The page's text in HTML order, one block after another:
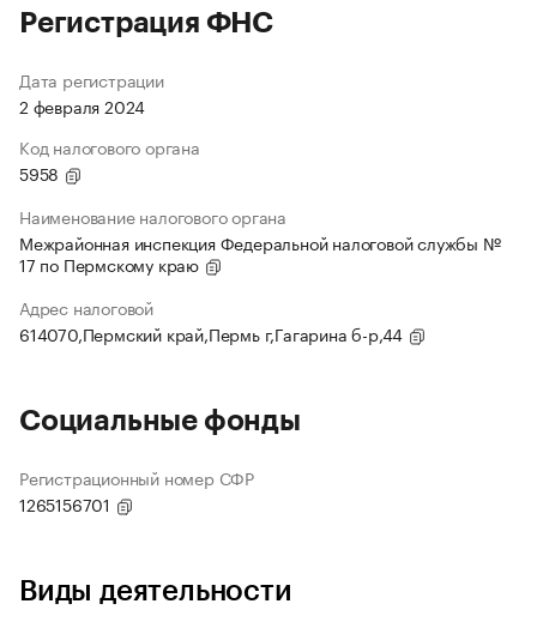
Регистрация ФНС
Дата регистрации
2 февраля 2024
Код налогового органа
5958
Наименование налогового органа
Межрайонная инспекция Федеральной налоговой службы №
17 по Пермскому краю
Адрес налоговой
614070,Пермский край,Пермь г,Гагарина б-р,44
Социальные фонды
Регистрационный номер СФР
1265156701
Виды деятельности